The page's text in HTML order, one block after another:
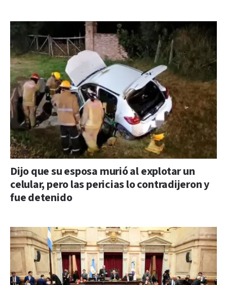
Dijo que su esposa murió al explotar un
celular, pero las pericias lo contradijeron y
fue detenido